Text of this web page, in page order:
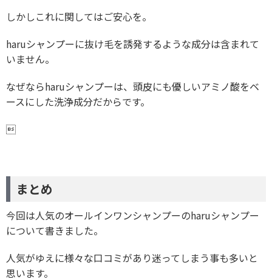
しかしこれに関してはご安心を。
haruシャンプーに抜け毛を誘発するような成分は含まれて
いません。
なぜならharuシャンプーは、頭皮にも優しいアミノ酸をベ
ースにした洗浄成分だからです。

まとめ
今回は人気のオールインワンシャンプーのharuシャンプー
について書きました。
人気がゆえに様々な口コミがあり迷ってしまう事も多いと
思います。